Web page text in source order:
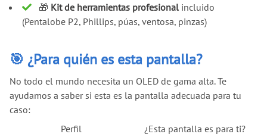
🎁 Kit de herramientas profesionalincluido
(Pentalobe P2, Phillips, púas, ventosa, pinzas)
🎯 ¿Para quién es esta pantalla?
No todo el mundo necesita un OLED de gama alta. Te
ayudamos a saber si esta es la pantalla adecuada para tu
caso:
Perfil
¿Esta pantalla es para ti?